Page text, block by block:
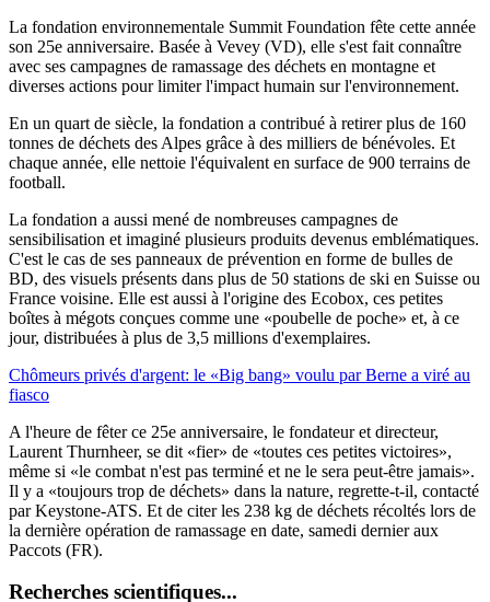
La fondation environnementale Summit Foundation fête cette année
son 25e anniversaire. Basée à Vevey (VD), elle s'est fait connaître
avec ses campagnes de ramassage des déchets en montagne et
diverses actions pour limiter l'impact humain sur l'environnement.
En un quart de siècle, la fondation a contribué à retirer plus de 160
tonnes de déchets des Alpes grâce à des milliers de bénévoles. Et
chaque année, elle nettoie l'équivalent en surface de 900 terrains de
football.
La fondation a aussi mené de nombreuses campagnes de
sensibilisation et imaginé plusieurs produits devenus emblématiques.
C'est le cas de ses panneaux de prévention en forme de bulles de
BD, des visuels présents dans plus de 50 stations de ski en Suisse ou
France voisine. Elle est aussi à l'origine des Ecobox, ces petites
boîtes à mégots conçues comme une «poubelle de poche» et, à ce
jour, distribuées à plus de 3,5 millions d'exemplaires.
Chômeurs privés d'argent: le «Big bang» voulu par Berne a viré au
fiasco
A l'heure de fêter ce 25e anniversaire, le fondateur et directeur,
Laurent Thurnheer, se dit «fier» de «toutes ces petites victoires»,
même si «le combat n'est pas terminé et ne le sera peut-être jamais».
Il y a «toujours trop de déchets» dans la nature, regrette-t-il, contacté
par Keystone-ATS. Et de citer les 238 kg de déchets récoltés lors de
la dernière opération de ramassage en date, samedi dernier aux
Paccots (FR).
Recherches scientifiques...